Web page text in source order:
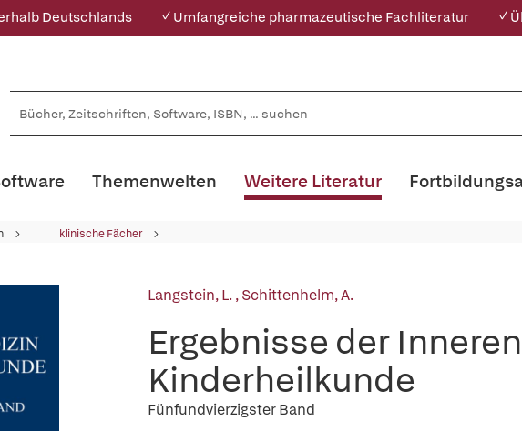
Deutschlands ✓ Umfangreiche pharmazeutische Fachliteratur ✓
Themenwelten Weitere Literatur
klinische Fächer
Langstein, L.,Schittenhelm, A.
Ergebnisse der
Kinderheilkunde
Fünfundvierzigster Band